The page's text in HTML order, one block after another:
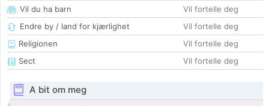
Vil du ha barn
Vil fortelle deg
Endre by / land for kjærlighet
Vil fortelle deg
Religionen
Vil fortelle deg
Sect
Vil fortelle deg
A bit om meg